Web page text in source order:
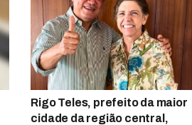
Rigo Teles, prefeito da maior
cidade da região central,